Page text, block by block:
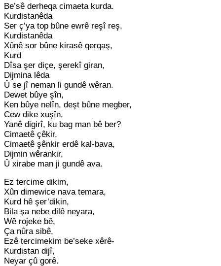
Be’sê derheqa cimaeta kurda.
Kurdistanêda
Ser ç’ya top bûne ewrê reşî reş,
Kurdistanêda
Xûnê sor bûne kirasê qerqaş,
Kurd
Dîsa şer diçe, şerekî giran,
Dijmina lêda
Û se jî neman li gundê wêran.
Dewet bûye şîn,
Ken bûye nelîn, deşt bûne megber,
Cew dike xuşîn,
Yanê digirî, ku bag man bê ber?
Cimaetê çêkir,
Cimaetê şênkir erdê kal-bava,
Dijmin wêrankir,
Û xirabe man ji gundê ava.
Ez tercime dikim,
Xûn dimewice nava temara,
Kurd hê şer’dikin,
Bila şa nebe dilê neyara,
Wê rojeke bê,
Ça nûra sibê,
Ezê tercimekim be’seke xêrê-
Kurdistan dijî,
Neyar çû gorê.